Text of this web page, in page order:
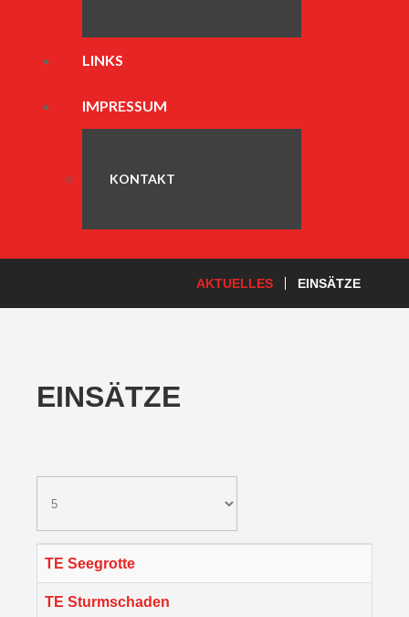
LINKS
IMPRESSUM
KONTAKT
AKTUELLES EINSÄTZE
EINSÄTZE
TE Seegrotte
TE Sturmschaden